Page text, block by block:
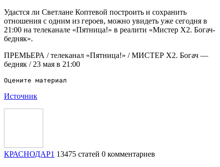
Удастся ли Светлане Коптевой построить и сохранить
отношения с одним из героев, можно увидеть уже сегодня в
21:00 на телеканале «Пятница!» в реалити «Мистер Х2. Богач-
бедняк».
ПРЕМЬЕРА / телеканал «Пятница!» / МИСТЕР Х2. Богач —
бедняк / 23 мая в 21:00
Источник
КРАСНОДАР1 13475 статей 0 комментариев